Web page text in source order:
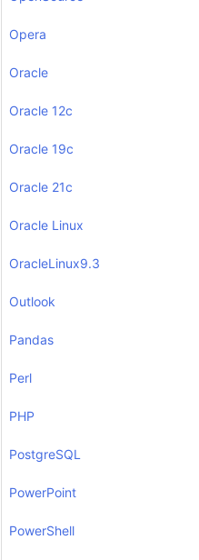
Opera
Oracle
Oracle 12c
Oracle 19c
Oracle 21c
Oracle Linux
OracleLinux9.3
Outlook
Pandas
Perl
PHP
PostgreSQL
PowerPoint
PowerShell